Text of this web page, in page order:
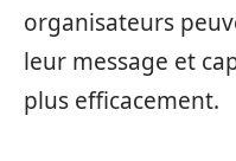
organisateurs
leur message et
plus efficacement.